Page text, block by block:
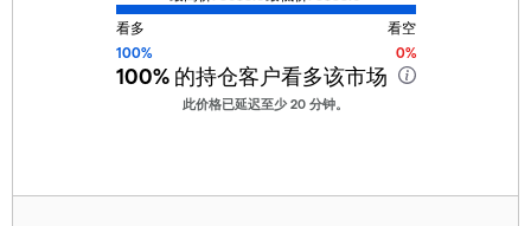
看多
看空
100%
0%
100%的持仓客户看多该市场
此价格已延迟至少 20 分钟。